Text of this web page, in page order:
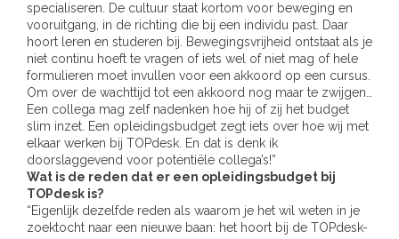
specialiseren. De cultuur staat kortom voor beweging en
vooruitgang, in de richting die bij een individu past. Daar
hoort leren en studeren bij. Bewegingsvrijheid ontstaat als je
niet continu hoeft te vragen of iets wel of niet mag of hele
formulieren moet invullen voor een akkoord op een cursus.
Om over de wachttijd tot een akkoord nog maar te zwijgen…
Een collega mag zelf nadenken hoe hij of zij het budget
slim inzet. Een opleidingsbudget zegt iets over hoe wij met
elkaar werken bij TOPdesk. En dat is denk ik
doorslaggevend voor potentiële collega’s!”
Wat is de reden dat er een opleidingsbudget bij
TOPdesk is?
“Eigenlijk dezelfde reden als waarom je het wil weten in je
zoektocht naar een nieuwe baan: het hoort bij de TOPdesk-